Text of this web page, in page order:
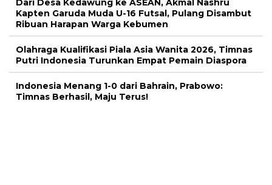
Dari Desa Kedawung ke ASEAN, Akmal Nashru
Kapten Garuda Muda U-16 Futsal, Pulang Disambut
Ribuan Harapan Warga Kebumen
Olahraga Kualifikasi Piala Asia Wanita 2026, Timnas
Putri Indonesia Turunkan Empat Pemain Diaspora
Indonesia Menang 1-0 dari Bahrain, Prabowo:
Timnas Berhasil, Maju Terus!